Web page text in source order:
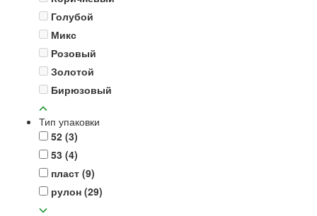
Голубой
Микс
Розовый
Золотой
Бирюзовый
Тип упаковки
52 (3)
53 (4)
пласт (9)
рулон (29)